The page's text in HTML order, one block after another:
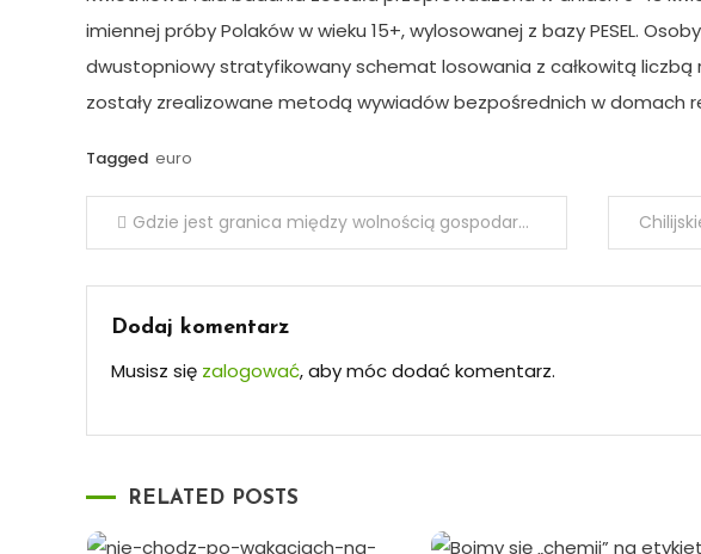
imiennej próby Polaków w wieku 15+, wylosowanej z bazy PESEL.
dwustopniowy stratyfikowany schemat losowania z całkowitą liczbą
zostały zrealizowane metodą wywiadów bezpośrednich w domach
Tagged euro
Nawigacja
Gdzie jest granica między wolnością gospodarczą, a interwencją państwa? – jedno z pytań VII Europejskiego Kongresu Gospodarczego w Katowicach
Dodaj komentarz
Musisz się zalogować, aby móc dodać komentarz.
RELATED POSTS